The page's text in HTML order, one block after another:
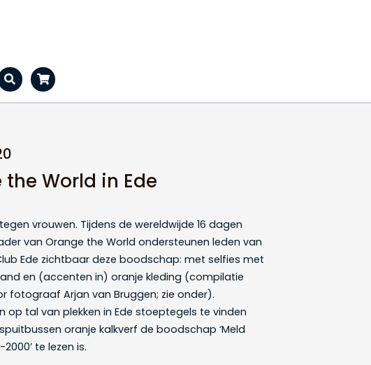
the World in Ede
vrouwen. Tijdens de wereldwijde 16 dagen
van Orange the World ondersteunen leden van
Ede zichtbaar deze boodschap: met selfies met
en (accenten in) oranje kleding (compilatie
fotograaf Arjan van Bruggen; zie onder).
op tal van plekken in Ede stoeptegels te vinden
oranje kalkverf de boodschap ‘Meld
te lezen is.